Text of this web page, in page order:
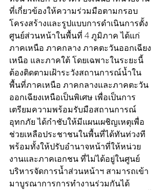
ที่เกี่ยวข้องให้ความร่วมมือตามกรอบ
โครงสร้างและรูปแบบการดำเนินการตั้ง
ศูนย์ส่วนหน้าในพื้นที่ 4 ภูมิภาค ได้แก่
ภาคเหนือ ภาคกลาง ภาคตะวันออกเฉียง
เหนือ และภาคใต้ โดยเฉพาะในระยะนี้
ต้องติดตามเฝ้าระวังสถานการณ์น้ำใน
พื้นที่ภาคเหนือ ภาคกลางและภาคตะวัน
ออกเฉียงเหนือเป็นพิเศษ เพื่อเป็นการ
เตรียมความพร้อมรับมือสถานการณ์
อุทกภัย ได้กำชับให้มีแผนเผชิญเหตุเพื่อ
ช่วยเหลือประชาชนในพื้นที่ได้ทันท่วงที
พร้อมทั้งให้ปรับอำนาจหน้าที่ให้หน่วย
งานและภาคเอกชน ที่ไม่ได้อยู่ในศูนย์
บริหารจัดการน้ำส่วนหน้าฯ สามารถเข้า
มาบูรณาการการทำงานร่วมกันได้